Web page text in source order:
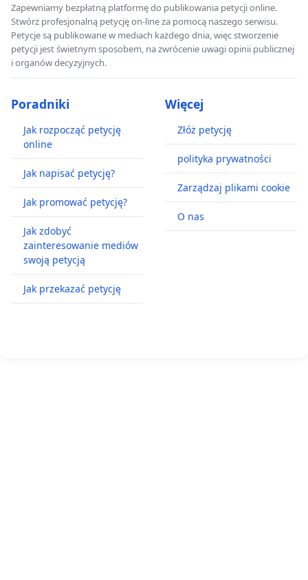
Zapewniamy bezpłatną platformę do publikowania petycji online.
Stwórz profesjonalną petycję on-line za pomocą naszego serwisu.
Petycje są publikowane w mediach każdego dnia, więc stworzenie
petycji jest świetnym sposobem, na zwrócenie uwagi opinii publicznej
i organów decyzyjnych.
Poradniki
Jak rozpocząć petycję
online
Jak napisać petycję?
Jak promować petycję?
Jak zdobyć
zainteresowanie mediów
swoją petycją
Jak przekazać petycję
Więcej
Złóż petycję
polityka prywatności
Zarządzaj plikami cookie
O nas